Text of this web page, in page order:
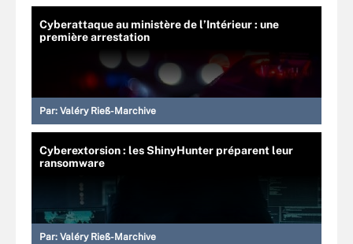
Cyberattaque au ministère de l’Intérieur : une
première arrestation
Par: Valéry Rieß-Marchive
Cyberextorsion : les ShinyHunter préparent leur
ransomware
Par: Valéry Rieß-Marchive